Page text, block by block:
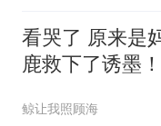
看哭了 原来是
鹿救下了诱墨
鲸让我照顾海